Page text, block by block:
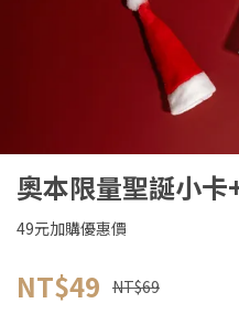
奧本限量聖誕小
49元加購優惠價
NT$49 NT$69